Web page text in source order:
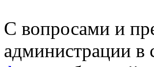
С вопросами и
администрации в